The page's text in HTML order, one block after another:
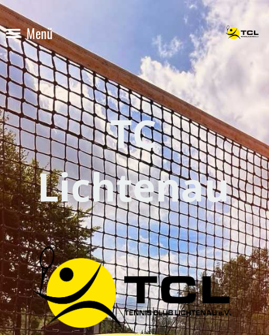
Menü
TC
Lichtenau